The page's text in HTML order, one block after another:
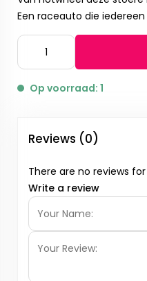
Een raceauto die iedereen
Op voorraad: 1
Reviews (0)
There are no reviews
Write a review